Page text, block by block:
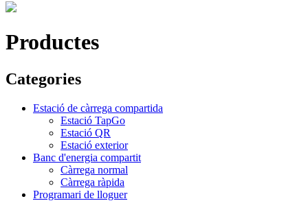
Productes
Categories
Estació de càrrega compartida
Estació TapGo
Estació QR
Estació exterior
Banc d'energia compartit
Càrrega normal
Càrrega ràpida
Programari de lloguer